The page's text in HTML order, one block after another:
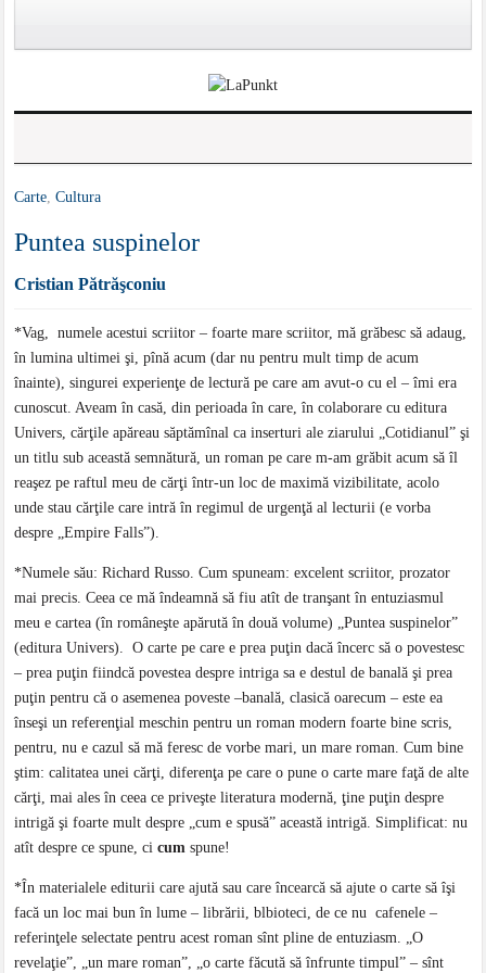
Carte,Cultura
Puntea suspinelor
Cristian Pătrăşconiu
*Vag, numele acestui scriitor – foarte mare scriitor, mă grăbesc să adaug,
în lumina ultimei şi, pînă acum (dar nu pentru mult timp de acum
înainte), singurei experienţe de lectură pe care am avut-o cu el – îmi era
cunoscut. Aveam în casă, din perioada în care, în colaborare cu editura
Univers, cărţile apăreau săptămînal ca inserturi ale ziarului „Cotidianul” şi
un titlu sub această semnătură, un roman pe care m-am grăbit acum să îl
reaşez pe raftul meu de cărţi într-un loc de maximă vizibilitate, acolo
unde stau cărţile care intră în regimul de urgenţă al lecturii (e vorba
despre „Empire Falls”).
*Numele său: Richard Russo. Cum spuneam: excelent scriitor, prozator
mai precis. Ceea ce mă îndeamnă să fiu atît de tranşant în entuziasmul
meu e cartea (în româneşte apărută în două volume) „Puntea suspinelor”
(editura Univers). O carte pe care e prea puţin dacă încerc să o povestesc
– prea puţin fiindcă povestea despre intriga sa e destul de banală şi prea
puţin pentru că o asemenea poveste –banală, clasică oarecum – este ea
înseşi un referenţial meschin pentru un roman modern foarte bine scris,
pentru, nu e cazul să mă feresc de vorbe mari, un mare roman. Cum bine
ştim: calitatea unei cărţi, diferenţa pe care o pune o carte mare faţă de alte
cărţi, mai ales în ceea ce priveşte literatura modernă, ţine puţin despre
intrigă şi foarte mult despre „cum e spusă” această intrigă. Simplificat: nu
atît despre ce spune, cicumspune!
*În materialele editurii care ajută sau care încearcă să ajute o carte să îşi
facă un loc mai bun în lume – librării, blbioteci, de ce nu cafenele –
referinţele selectate pentru acest roman sînt pline de entuziasm. „O
revelaţie”, „un mare roman”, „o carte făcută să înfrunte timpul” – sînt